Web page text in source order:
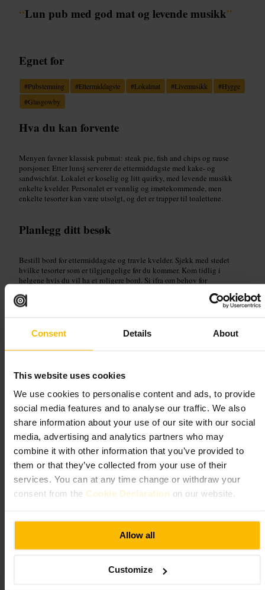
Consent Details About
This website uses cookies
We use cookies to personalise content and ads, to provide
social media features and to analyse our traffic. We also
share information about your use of our site with our social
media, advertising and analytics partners who may
combine it with other information that you’ve provided to
them or that they’ve collected from your use of their
services. You can at any time change or withdraw your
consent from the Cookie Declaration on our website.
Allow all
Customize
“Lun pub med god mat og levende musikk”
Egnet for
#Pubstemning #Ettermiddagste #Lokalmat #Livemusikk #Hygge
#Glasgowby
Hva du kan forvente
Menyen favner klassisk pubmat: steak pie, fish and chips og rause
porsjoner. Etter lunsj serverer de ettermiddagste med kake- og
sandwichfat. Lokalet er koselig og litt quirky, med levende musikk
enkelte kvelder. Personalet er vennlig og imøtekommende, men
enkelte tesorter kan være utsolgt, og det er trapper til toalettene.
Planlegg ditt besøk
Bestill bord for ettermiddagste og travle kvelder. Sjekk med stedet
hvilke tesorter som er tilgjengelige før du kommer. Kom tidlig i
helgene hvis du vil ha et roligere bord. Si ifra om behov for
tilgjengelighet, så kan personalet forklare inngang og toalettløsninger.
Mono
Spising og drikke •Restaurant•Vegansk og vegetarisk restaurant
4,4
4
Bilde /roshni sedani
“Plantebasert mat og levende lyd i hjertet av
Glasgow”